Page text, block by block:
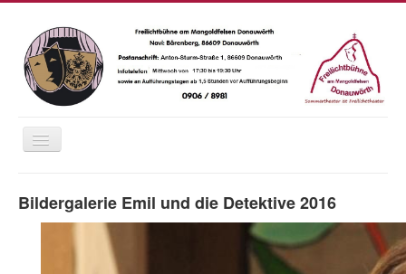
Navigation
an/aus
Saison 2026
Das Wetter
Bildergalerie Emil und die Detektive 2016